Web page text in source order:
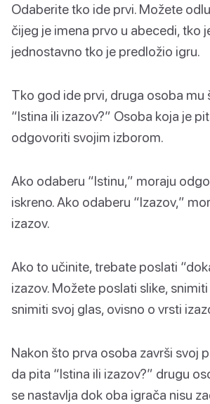
Odaberite tko ide prvi. Možete
čijeg je imena prvo u abecedi, tko
jednostavno tko je predložio igru.
Tko god ide prvi, druga osoba mu
“Istina ili izazov?” Osoba koja je
odgovoriti svojim izborom.
Ako odaberu “Istinu,” moraju
iskreno. Ako odaberu “Izazov,”
izazov.
Ako to učinite, trebate poslati
izazov. Možete poslati slike,
snimiti svoj glas, ovisno o vrsti
Nakon što prva osoba završi svoj
da pita “Istina ili izazov?” drugu
se nastavlja dok oba igrača nisu